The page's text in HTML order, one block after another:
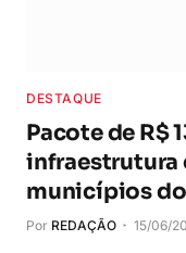
DESTAQUE
Pacote de R$
infraestrutura
municípios
Por REDAÇÃO 15/06/